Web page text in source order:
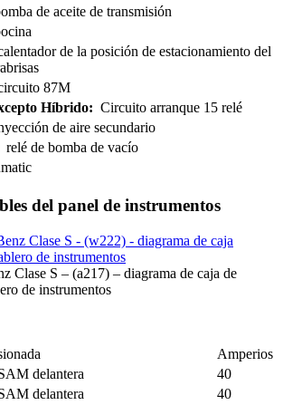
de aceite de transmisión
de la posición de estacionamiento del
87M
Híbrido: Circuito arranque 15 relé
de aire secundario
relé de bomba de vacío
del panel de instrumentos
Clase S – (a217) – diagrama de caja de
de instrumentos
Amperios
delantera
40
delantera
40